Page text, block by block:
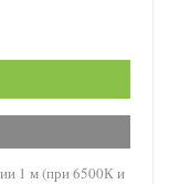
1 м (при 6500К и